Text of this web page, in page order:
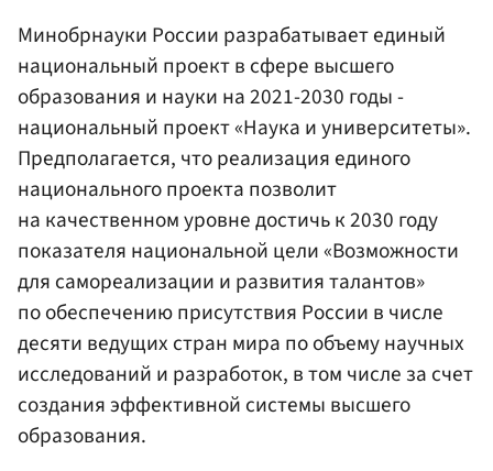
Минобрнауки России разрабатывает единый
национальный проект в сфере высшего
образования и науки на 2021-2030 годы -
национальный проект «Наука и университеты».
Предполагается, что реализация единого
национального проекта позволит
на качественном уровне достичь к 2030 году
показателя национальной цели «Возможности
для самореализации и развития талантов»
по обеспечению присутствия России в числе
десяти ведущих стран мира по объему научных
исследований и разработок, в том числе за счет
создания эффективной системы высшего
образования.